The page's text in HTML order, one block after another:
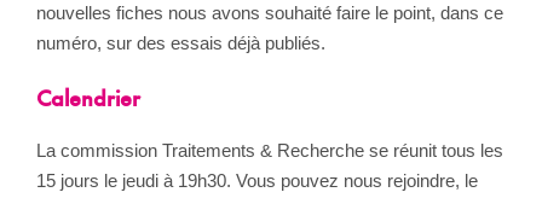
nouvelles fiches nous avons souhaité faire le point, dans ce
numéro, sur des essais déjà publiés.
Calendrier
La commission Traitements & Recherche se réunit tous les
15 jours le jeudi à 19h30. Vous pouvez nous rejoindre, le